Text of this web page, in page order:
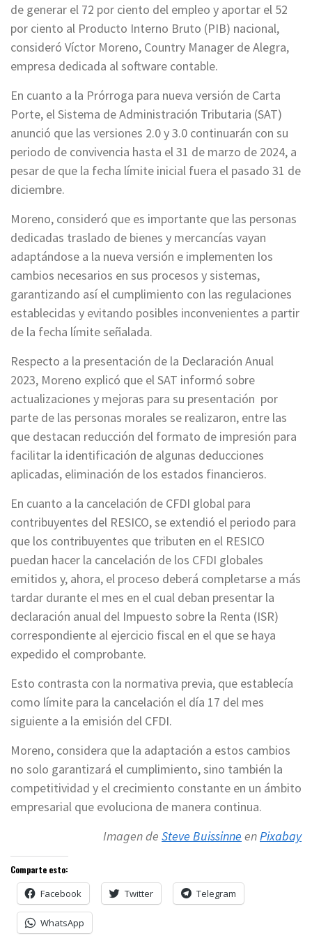
de generar el 72 por ciento del empleo y aportar el 52
por ciento al Producto Interno Bruto (PIB) nacional,
consideró Víctor Moreno, Country Manager de Alegra,
empresa dedicada al software contable.
En cuanto a la Prórroga para nueva versión de Carta
Porte, el Sistema de Administración Tributaria (SAT)
anunció que las versiones 2.0 y 3.0 continuarán con su
periodo de convivencia hasta el 31 de marzo de 2024, a
pesar de que la fecha límite inicial fuera el pasado 31 de
diciembre.
Moreno, consideró que es importante que las personas
dedicadas traslado de bienes y mercancías vayan
adaptándose a la nueva versión e implementen los
cambios necesarios en sus procesos y sistemas,
garantizando así el cumplimiento con las regulaciones
establecidas y evitando posibles inconvenientes a partir
de la fecha límite señalada.
Respecto a la presentación de la Declaración Anual
2023, Moreno explicó que el SAT informó sobre
actualizaciones y mejoras para su presentación por
parte de las personas morales se realizaron, entre las
que destacan reducción del formato de impresión para
facilitar la identificación de algunas deducciones
aplicadas, eliminación de los estados financieros.
En cuanto a la cancelación de CFDI global para
contribuyentes del RESICO, se extendió el periodo para
que los contribuyentes que tributen en el RESICO
puedan hacer la cancelación de los CFDI globales
emitidos y, ahora, el proceso deberá completarse a más
tardar durante el mes en el cual deban presentar la
declaración anual del Impuesto sobre la Renta (ISR)
correspondiente al ejercicio fiscal en el que se haya
expedido el comprobante.
Esto contrasta con la normativa previa, que establecía
como límite para la cancelación el día 17 del mes
siguiente a la emisión del CFDI.
Moreno, considera que la adaptación a estos cambios
no solo garantizará el cumplimiento, sino también la
competitividad y el crecimiento constante en un ámbito
empresarial que evoluciona de manera continua.
Imagen de Steve Buissinne enPixabay
Comparte esto:
Facebook Twitter Telegram
WhatsApp